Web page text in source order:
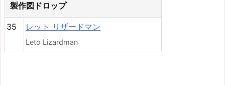
製作図ドロップ
35 レット リザードマン
Leto Lizardman